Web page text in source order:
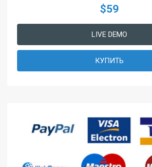
$59
LIVE DEMO
КУПИТЬ